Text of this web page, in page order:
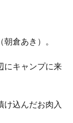
倉あき）。
にキャンプに来
け込んだお肉入